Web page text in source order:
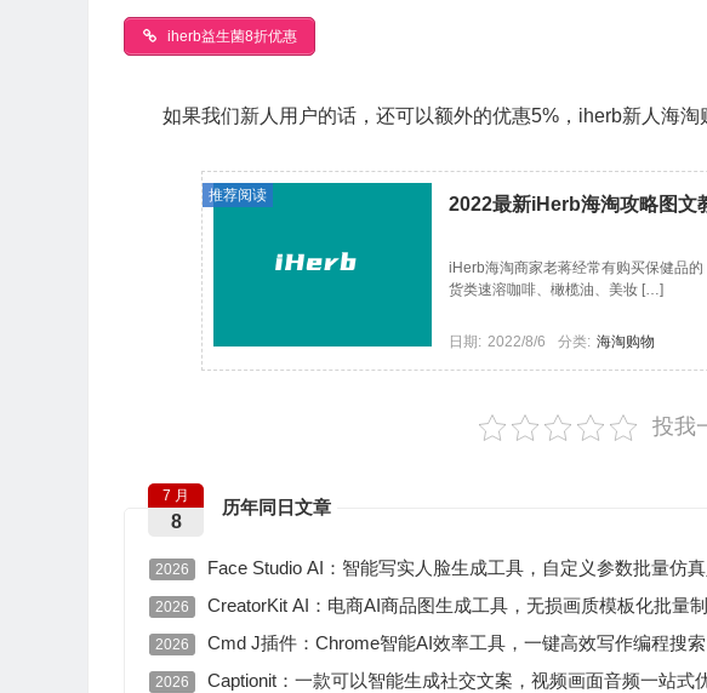
iherb益生菌8折优惠
如果我们新人用户的话，还可以额外的优惠5%，iherb新人海淘
推荐阅读 2022最新iHerb海淘攻略图文
iHerb海淘商家老蒋经常有购买保健品
货类速溶咖啡、橄榄油、美妆 […]
日期: 2022/8/6 分类: 海淘购物
投我
历年同日文章
7 月
8
2026 Face Studio AI：智能写实人脸生成工具，自定义参数批量仿
2026 CreatorKit AI：电商AI商品图生成工具，无损画质模板化批量
2026 Cmd J插件：Chrome智能AI效率工具，一键高效写作编程搜
2026 Captionit：一款可以智能生成社交文案，视频画面音频一站式